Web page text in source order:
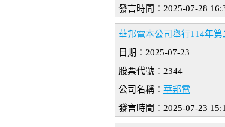
發言時間：2025-07-28
華邦電本公司舉行114年
日期：2025-07-23
股票代號：2344
公司名稱： 華邦電
發言時間：2025-07-23